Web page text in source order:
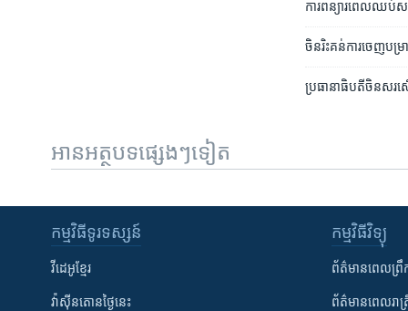
ការ​ពន្យារ​ពេល​ឈប់​ស
ចិន​រិះគន់​ការចេញ​បម្
ប្រធានាធិបតីចិនសរ
អានអត្ថបទផ្សេងៗទៀត
កម្មវិធី​ទូរទស្សន៍
វីដេអូ​ខ្មែរ
វ៉ាស៊ីនតោន​ថ្ងៃ​នេះ
កម្មវិធី​វិទ្យុ
ព័ត៌មាន​ពេល​ព្រឹ
ព័ត៌មាន​​ពេល​រាត្